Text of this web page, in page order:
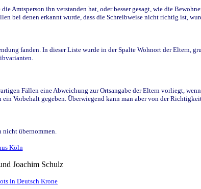
ihn verstanden hat, oder besser gesagt, wie die
bei denen erkannt wurde, dass die Schreibweise nicht richtig ist,
fanden. In dieser Liste wurde in der Spalte Wohnort der Eltern,
Fällen eine Abweichung zur Ortsangabe der Eltern vorliegt,
Vorbehalt gegeben. Überwiegend kann man aber von der Richtigkeit
übernommen.
Köln
Joachim Schulz
in Deutsch Krone